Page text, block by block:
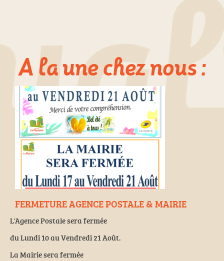
A la une chez nous :
FERMETURE AGENCE POSTALE & MAIRIE
L'Agence Postale sera fermée
du Lundi 10 au Vendredi 21 Août.
La Mairie sera fermée